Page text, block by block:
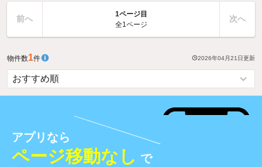
前へ
1ページ目
全1ページ
次へ
物件数1件 2026年04月21日更新
アプリなら
ページ移動なし で